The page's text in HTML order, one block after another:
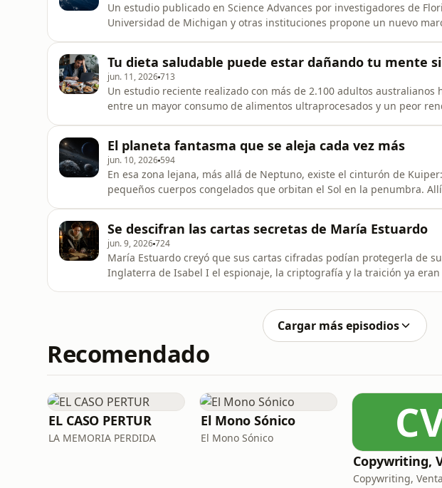
Un estudio publicado en Science Advances por investigadores de
Universidad de Michigan y otras instituciones propone un nuevo
que pueden confundi
Tu dieta saludable puede estar dañando tu mente
jun. 11, 2026713
Un estudio reciente realizado con más de 2.100 adultos australianos
entre un mayor consumo de alimentos ultraprocesados y un peor
a una buena dieta general. E
El planeta fantasma que se aleja cada vez más
jun. 10, 2026 594
En esa zona lejana, más allá de Neptuno, existe el cinturón de
pequeños cuerpos congelados que orbitan el Sol en la penumbra.
esos objetos tienen órbi
Se descifran las cartas secretas de María Estuardo
jun. 9, 2026724
María Estuardo creyó que sus cartas cifradas podían protegerla de
Inglaterra de Isabel I el espionaje, la criptografía y la traición ya eran
Cargar más episodios
Recomendado
EL CASO PERTUR
LA MEMORIA PERDIDA
El Mono Sónico
El Mono Sónico